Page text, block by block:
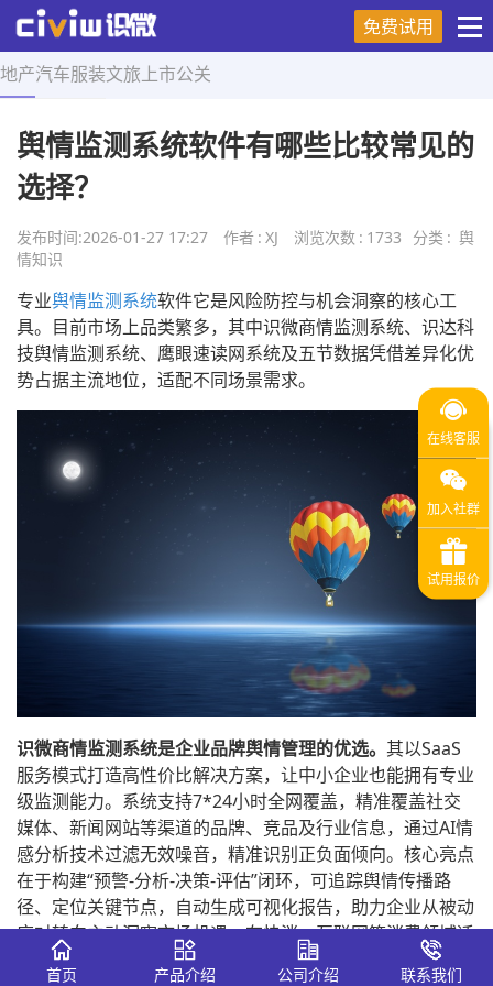
免费试用
地产汽车服装文旅 上市公关
首页 > 舆情知识 > 正文
舆情监测系统软件有哪些比较常见的
选择？
发布时间:2026-01-27 17:27 作者 : XJ 浏览次数 : 1733 分类 : 舆
情知识
专业舆情监测系统软件它是风险防控与机会洞察的核心工
具。目前市场上品类繁多，其中识微商情监测系统、识达科
技舆情监测系统、鹰眼速读网系统及五节数据凭借差异化优
势占据主流地位，适配不同场景需求。
识微商情监测系统是企业品牌舆情管理的优选。 其以SaaS
服务模式打造高性价比解决方案，让中小企业也能拥有专业
级监测能力。系统支持7*24小时全网覆盖，精准覆盖社交
媒体、新闻网站等渠道的品牌、竞品及行业信息，通过AI情
感分析技术过滤无效噪音，精准识别正负面倾向。核心亮点
在于构建“预警-分析-决策-评估”闭环，可追踪舆情传播路
径、定位关键节点，自动生成可视化报告，助力企业从被动
应对转向主动洞察市场机遇，在快消、互联网等消费领域适
配性极强。
首页 产品介绍 公司介绍 联系我们